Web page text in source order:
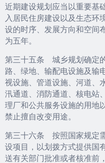
近期建设规划应当以重要基
入居民住房建设以及生态环
设的时序、发展方向和空间
为五年。
第三十五条 城乡规划确定
路、绿地、输配电设施及输
视设施、管道设施、河道、
汛通道、消防通道、核电站
理厂和公共服务设施的用地
禁止擅自改变用途。
第三十六条 按照国家规定
设项目，以划拨方式提供国
送有关部门批准或者核准前